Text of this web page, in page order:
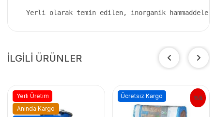
Yerli olarak temin edilen, inorganik
İLGİLİ ÜRÜNLER
Yerli Üretim
Anında Kargo
%5
Ücretsiz Kargo